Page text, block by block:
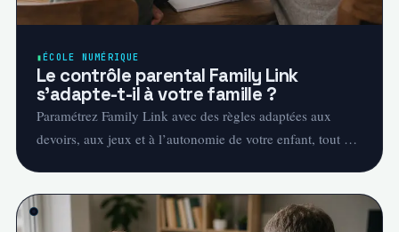
ÉCOLE NUMÉRIQUE
Le contrôle parental Family Link
s’adapte-t-il à votre famille ?
Paramétrez Family Link avec des règles adaptées aux
devoirs, aux jeux et à l’autonomie de votre enfant, tout en